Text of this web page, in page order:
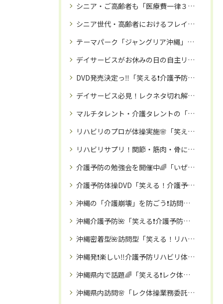
シニア・ご高齢者も「医療費一律３割負担」目前か⁉️だったら健康寿命を延ばすしかない‼️座ってできる３０分体操🌸DVD「笑える❗️介護予防体操」全国販売中🌸
シニア世代・高齢者におけるフレイル（虚弱）とロコモ予防方法‼️
テーマパーク「ジャングリア沖縄」を満喫したら、那覇市の「訪問ソフト整体院」でリラックス❗️
デイサービスがお休みの日の自主リハビリにも❗️座ってできる３０分リハビリ体操DVD🌈
DVD発売決定っ‼️「笑える❗️介護予防体操」🌸講師：お笑い介護予防トレーナーいぜなひさお氏✨‼️〜笑う門には福来る⛩️〜
デイサービス必見！レクネタ切れ解消DVD✨「笑える❗️介護予防体操」DVD発売開始🎊
マルチタレント・介護タレントの「いぜなひさお」氏🌸お笑い介護予防体操教室で、免疫力アップ🌈‼️
リハビリのプロが体操実施🌸「笑える！介護予防体操」DVDで健やかなシニアライフを🌈
リハビリサプリ！関節・筋肉・骨に栄養を！！
介護予防の勉強会を開催中🌈「いぜなひさおの介護予防の話し」🌸Instagramフォロワー２８００名以上！毎週土曜日１４時～🌟
介護予防体操DVD「笑える！介護予防体操」（座ってできる３０分体操：レク体操1回分🌸）
沖縄の「介護崩壊」を防ごう❗️訪問「笑える❗️レク体操」にて職員の業務時間確保で「離職予防」を🌸❗️
沖縄介護予防🌺「笑える❗️介護予防体操教室」で、免疫力アップ・高齢者引きこもり予防にも🌺🌈
沖縄密着型🌺訪問型「笑える！リハビリ・介護予防体操教室」
沖縄発❗️楽しい‼️介護予防リハビリ体操教室とは🌸
沖縄県内で話題🌈「笑える❗️レク体操」委託で、業務時間確保により職員の離職予防に❗️高齢者施設・介護予防イベント・こども園などで大人気🌸❗️
沖縄県内訪問🌸「レク体操業務委託」で差別化を！デイサービス・有料老人ホーム・各種イベントに「お笑い介護予防トレーナー」がお伺いいたします🌈